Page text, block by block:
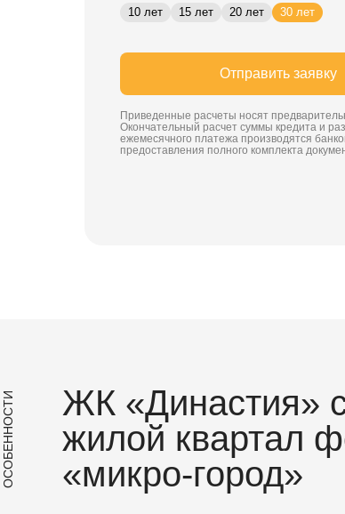
10 лет 15 лет 20 лет 30 лет
Отправить заявку
Приведенные расчеты носят
Окончательный расчет суммы кредита и
ежемесячного платежа производятся
предоставления полного комплекта
ОСОБЕННОСТИ
ЖК «Династия»
жилой квартал
«микро-город»